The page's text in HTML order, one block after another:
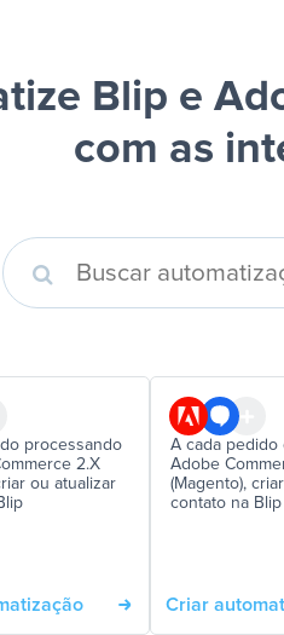
Blip e
com as
processando
2.X
ou atualizar
A cada pedido
Adobe
(Magento),
contato na Blip
Criar